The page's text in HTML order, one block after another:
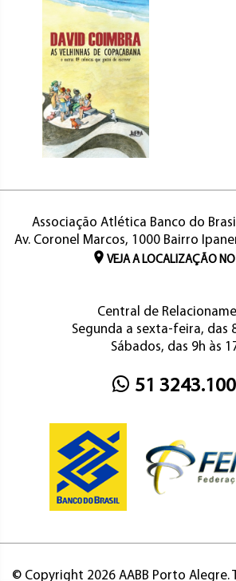
Associação Atlética Banco do
Av. Coronel Marcos, 1000 Bairro
VEJA A LOCALIZAÇÃO
Central de
Segunda a sexta-feira, das
Sábados, das 9h às
51
© Copyright 2026 AABB Porto Alegre.